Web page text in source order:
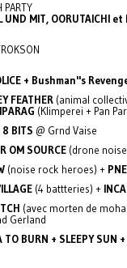
PARTY
UND MIT, OORUTAICHI et
+ Bushman''s
FEATHER (animal
(Klimperei + Pan
8 BITS @ Grnd Vaise
OM SOURCE (drone
(noise rock heroes) +
(4 battteries) +
(avec morten de
Gerland
TO BURN + SLEEPY SUN